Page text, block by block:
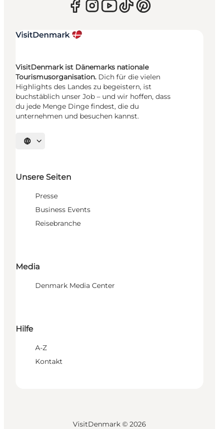
VisitDenmark ist Dänemarks nationale
Tourismusorganisation. Dich für die vielen
Highlights des Landes zu begeistern, ist
buchstäblich unser Job – und wir hoffen, dass
du jede Menge Dinge findest, die du
unternehmen und besuchen kannst.
Sprache auswählen
Unsere Seiten
Presse
Business Events
Reisebranche
Media
Denmark Media Center
Hilfe
A-Z
Kontakt
VisitDenmark © 2026